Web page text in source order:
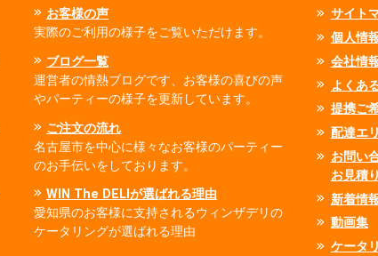
お客様の声
実際のご利用の様子をご覧いただけます。
ブログ一覧
運営者の情熱ブログです、お客様の喜びの声
やパーティーの様子を更新しています。
ご注文の流れ
名古屋市を中心に様々なお客様のパーティー
のお手伝いをしております。
WIN The DELIが選ばれる理由
愛知県のお客様に支持されるウィンザデリの
ケータリングが選ばれる理由
サイト
個人情
会社情
よくあ
提携ご
配達エ
お問い
お見積り
新着情
動画集
ケータ